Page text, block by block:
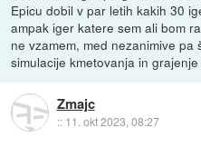
Epicu dobil v par letih kakih 30
ampak iger katere sem ali bom
ne vzamem, med nezanimive pa
simulacije kmetovanja in
Zmajc
:: 11. okt 2023, 08:27